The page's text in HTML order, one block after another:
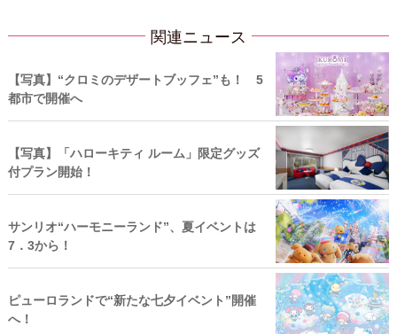
関連ニュース
【写真】“クロミのデザートブッフェ”も！ 5
都市で開催へ
【写真】「ハローキティ ルーム」限定グッズ
付プラン開始！
サンリオ“ハーモニーランド”、夏イベントは
7．3から！
ピューロランドで“新たな七夕イベント”開催
へ！